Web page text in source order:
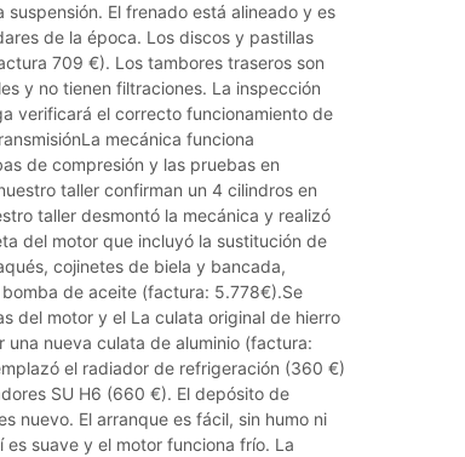
El frenado está alineado y es
de la época. Los discos y pastillas
709 €). Los tambores traseros son
y no tienen filtraciones. La inspección
verificará el correcto funcionamiento de
mecánica funciona
de compresión y las pruebas en
taller confirman un 4 cilindros en
taller desmontó la mecánica y realizó
del motor que incluyó la sustitución de
cojinetes de biela y bancada,
de aceite (factura: 5.778€).Se
del motor y el La culata original de hierro
una nueva culata de aluminio (factura:
el radiador de refrigeración (360 €)
SU H6 (660 €). El depósito de
nuevo. El arranque es fácil, sin humo ni
es suave y el motor funciona frío. La